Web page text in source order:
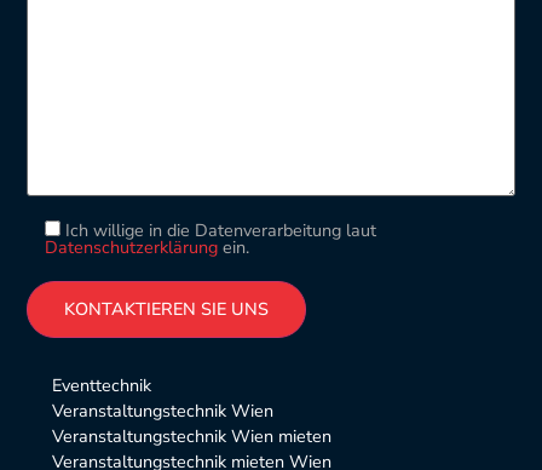
Ich willige in die Datenverarbeitung laut
Datenschutzerklärungein.
Please leave this field empty.
Eventtechnik
Veranstaltungstechnik Wien
Veranstaltungstechnik Wien mieten
Veranstaltungstechnik mieten Wien